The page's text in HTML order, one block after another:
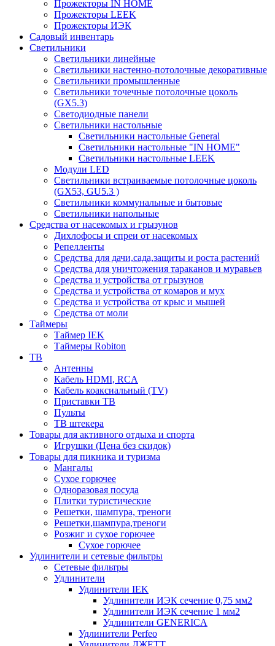
Прожекторы IN HOME
Прожекторы LEEK
Прожекторы ИЭК
Садовый инвентарь
Светильники
Светильники линейные
Светильники настенно-потолочные декоративные
Светильники промышленные
Светильники точечные потолочные цоколь
(GX5.3)
Светодиодные панели
Cветильники настольные
Светильники настольные General
Светильники настольные "IN HOME"
Светильники настольные LEEK
Модули LED
Светильники встраиваемые потолочные цоколь
(GX53, GU5.3 )
Светильники коммунальные и бытовые
Светильники напольные
Средства от насекомых и грызунов
Дихлофосы и спреи от насекомых
Репелленты
Средства для дачи,сада,защиты и роста растений
Средства для уничтожения тараканов и муравьев
Средства и устройства от грызунов
Средства и устройства от комаров и мух
Средства и устройства от крыс и мышей
Средства от моли
Таймеры
Таймер IEK
Таймеры Robiton
ТВ
Антенны
Кабель HDMI, RCA
Кабель коаксиальный (TV)
Приставки ТВ
Пульты
ТВ штекера
Товары для активного отдыха и спорта
Игрушки (Цена без скидок)
Товары для пикника и туризма
Мангалы
Сухое горючее
Одноразовая посуда
Плитки туристические
Решетки, шампура, треноги
Решетки,шампура,треноги
Розжиг и сухое горючее
Сухое горючее
Удлинители и сетевые фильтры
Сетевые фильтры
Удлинители
Удлинители IEK
Удлинители ИЭК сечение 0,75 мм2
Удлинители ИЭК сечение 1 мм2
Удлинители GENERICA
Удлинители Perfeo